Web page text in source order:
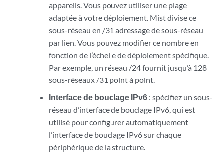
appareils. Vous pouvez utiliser une plage
adaptée à votre déploiement. Mist divise ce
sous-réseau en /31 adressage de sous-réseau
par lien. Vous pouvez modifier ce nombre en
fonction de l’échelle de déploiement spécifique.
Par exemple, un réseau /24 fournit jusqu’à 128
sous-réseaux /31 point à point.
Interface de bouclage IPv6 : spécifiez un sous-
réseau d’interface de bouclage IPv6, qui est
utilisé pour configurer automatiquement
l’interface de bouclage IPv6 sur chaque
périphérique de la structure.